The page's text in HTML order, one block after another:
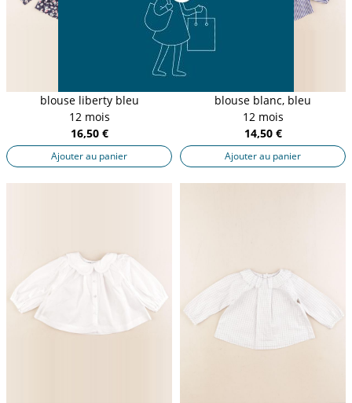
blouse liberty bleu
12 mois
16,50 €
Ajouter au panier
blouse blanc, bleu
12 mois
14,50 €
Ajouter au panier